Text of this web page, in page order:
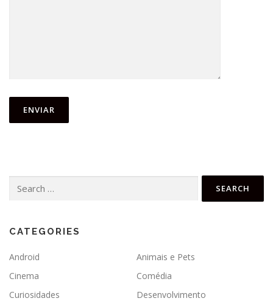
for:
CATEGORIES
Android
Animais e Pets
Cinema
Comédia
Curiosidades
Desenvolvimento